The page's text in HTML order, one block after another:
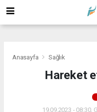
Anasayfa Sağlık
Hareket
19.09.2023 - 08:30,